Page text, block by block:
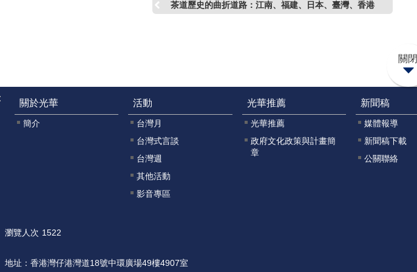
茶道歷史的曲折道路：江南、福建、日本、臺灣、香港
關閉
關於光華
簡介
活動
台灣月
台灣式言談
台灣週
其他活動
影音專區
光華推薦
光華推薦
政府文化政策與計畫簡
章
新聞稿
媒體報導
新聞稿下載
公關聯絡
瀏覽人次 1522
地址： 香港灣仔港灣道18號中環廣場49樓4907室